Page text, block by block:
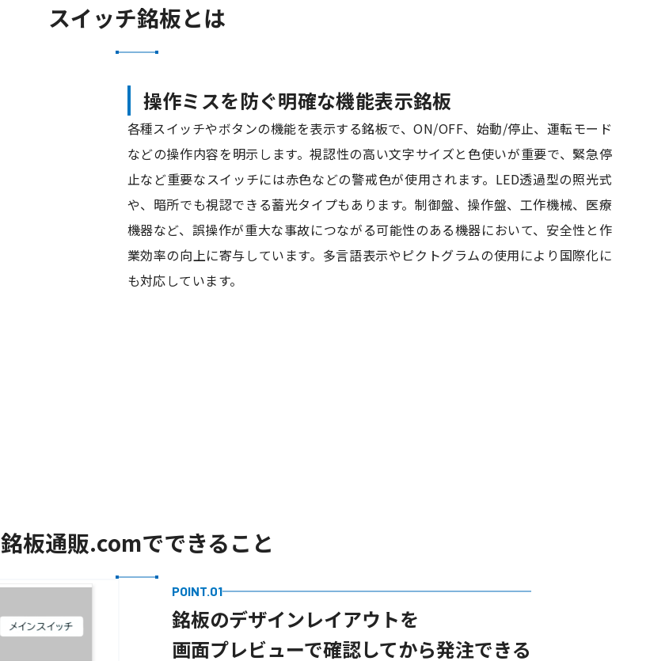
スイッチ銘板とは
操作ミスを防ぐ明確な機能表示銘板
各種スイッチやボタンの機能を表示する銘板で、ON/OFF、始動/停止、運転モード
などの操作内容を明示します。視認性の高い文字サイズと色使いが重要で、緊急停
止など重要なスイッチには赤色などの警戒色が使用されます。LED透過型の照光式
や、暗所でも視認できる蓄光タイプもあります。制御盤、操作盤、工作機械、医療
機器など、誤操作が重大な事故につながる可能性のある機器において、安全性と作
業効率の向上に寄与しています。多言語表示やピクトグラムの使用により国際化に
も対応しています。
銘板通販.comでできること
POINT.01
銘板のデザインレイアウトを
画面プレビューで確認してから発注できる